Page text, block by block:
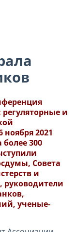
и
2021
300
Совета
и
руководители
ученые-